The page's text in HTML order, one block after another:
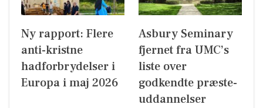
Ny rapport: Flere
anti-kristne
hadforbrydelser i
Europa i maj 2026
Asbury Seminary
fjernet fra UMC’s
liste over
godkendte præste-
uddannelser